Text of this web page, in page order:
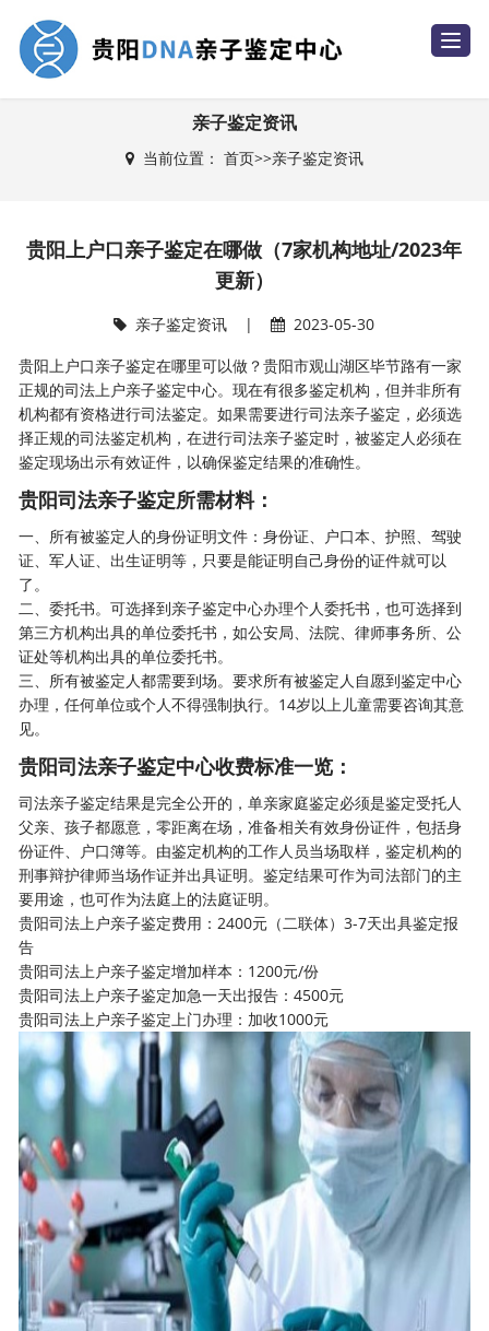
T
o
i
o
亲子鉴定资讯
当前位置： 首页>>亲子鉴定资讯
贵阳上户口亲子鉴定在哪做（7家机构地址/2023年
更新）
亲子鉴定资讯 |
2023-05-30
贵阳上户口亲子鉴定在哪里可以做？贵阳市观山湖区毕节路有一家
正规的司法上户亲子鉴定中心。现在有很多鉴定机构，但并非所有
机构都有资格进行司法鉴定。如果需要进行司法亲子鉴定，必须选
择正规的司法鉴定机构，在进行司法亲子鉴定时，被鉴定人必须在
鉴定现场出示有效证件，以确保鉴定结果的准确性。
贵阳司法亲子鉴定所需材料：
一、所有被鉴定人的身份证明文件：身份证、户口本、护照、驾驶
证、军人证、出生证明等，只要是能证明自己身份的证件就可以
了。
二、委托书。可选择到亲子鉴定中心办理个人委托书，也可选择到
第三方机构出具的单位委托书，如公安局、法院、律师事务所、公
证处等机构出具的单位委托书。
三、所有被鉴定人都需要到场。要求所有被鉴定人自愿到鉴定中心
办理，任何单位或个人不得强制执行。14岁以上儿童需要咨询其意
见。
贵阳司法亲子鉴定中心收费标准一览：
司法亲子鉴定结果是完全公开的，单亲家庭鉴定必须是鉴定受托人
父亲、孩子都愿意，零距离在场，准备相关有效身份证件，包括身
份证件、户口簿等。由鉴定机构的工作人员当场取样，鉴定机构的
刑事辩护律师当场作证并出具证明。鉴定结果可作为司法部门的主
要用途，也可作为法庭上的法庭证明。
贵阳司法上户亲子鉴定费用：2400元（二联体）3-7天出具鉴定报
告
贵阳司法上户亲子鉴定增加样本：1200元/份
贵阳司法上户亲子鉴定加急一天出报告：4500元
贵阳司法上户亲子鉴定上门办理：加收1000元